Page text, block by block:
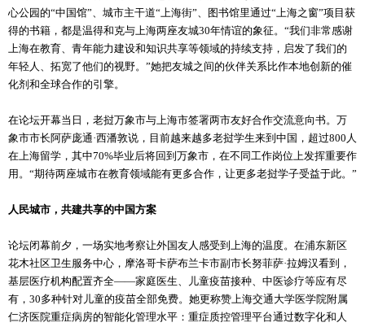
心公园的“中国馆”、城市主干道“上海街”、图书馆里通过“上海之窗”项目获
得的书籍，都是温得和克与上海两座友城30年情谊的象征。“我们非常感谢
上海在教育、青年能力建设和知识共享等领域的持续支持，启发了我们的
年轻人、拓宽了他们的视野。”她把友城之间的伙伴关系比作本地创新的催
化剂和全球合作的引擎。
在论坛开幕当日，老挝万象市与上海市签署两市友好合作交流意向书。万
象市市长阿萨庞通·西潘敦说，目前越来越多老挝学生来到中国，超过800人
在上海留学，其中70%毕业后将回到万象市，在不同工作岗位上发挥重要作
用。“期待两座城市在教育领域能有更多合作，让更多老挝学子受益于此。”
人民城市，共建共享的中国方案
论坛闭幕前夕，一场实地考察让外国友人感受到上海的温度。在浦东新区
花木社区卫生服务中心，摩洛哥卡萨布兰卡市副市长努菲萨·拉姆汉看到，
基层医疗机构配置齐全——家庭医生、儿童疫苗接种、中医诊疗等应有尽
有，30多种针对儿童的疫苗全部免费。她更称赞上海交通大学医学院附属
仁济医院重症病房的智能化管理水平：重症质控管理平台通过数字化和人